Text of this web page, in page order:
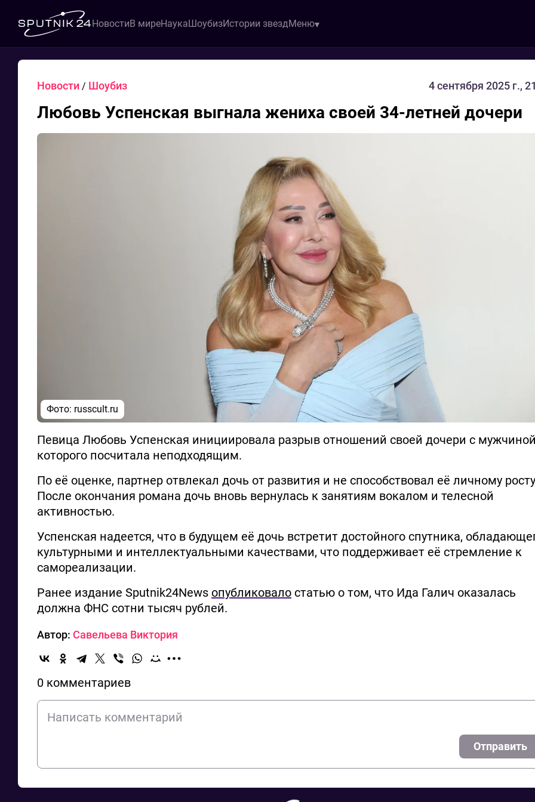
НовостиВ миреНаукаШоубизИстории звездМеню
Новости / Шоубиз 4 сентября 2025 г.,
Любовь Успенская выгнала жениха своей 34-летней дочери
Фото: russcult.ru
Певица Любовь Успенская инициировала разрыв отношений своей дочери с
которого посчитала неподходящим.
По её оценке, партнер отвлекал дочь от развития и не способствовал её личному
После окончания романа дочь вновь вернулась к занятиям вокалом и телесной
активностью.
Успенская надеется, что в будущем её дочь встретит достойного спутника,
культурными и интеллектуальными качествами, что поддерживает её стремление к
самореализации.
Ранее издание Sputnik24News опубликовало статью о том, что Ида Галич оказалась
должна ФНС сотни тысяч рублей.
Автор: Савельева Виктория
0 комментариев
Отправить